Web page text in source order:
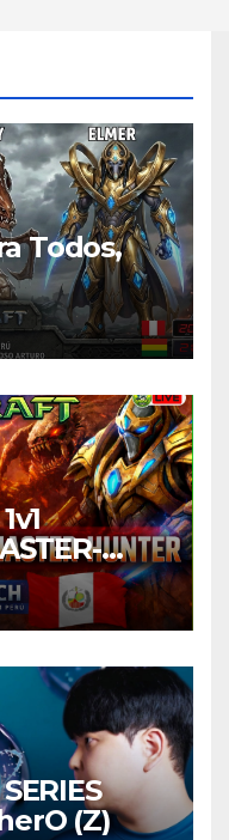
Todos,
(Z)